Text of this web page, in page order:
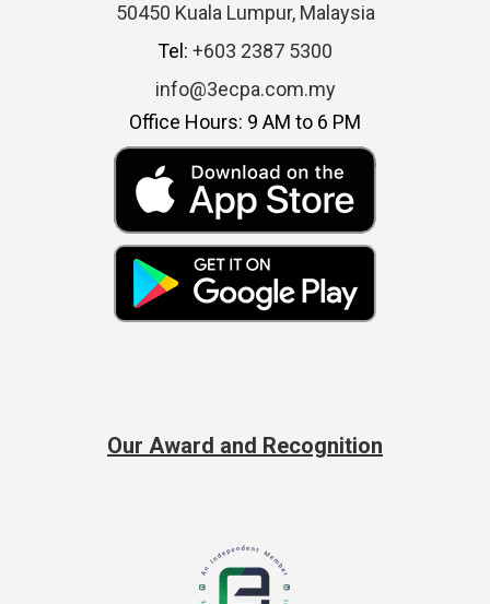
50450 Kuala Lumpur, Malaysia
Tel: +603 2387 5300
info@3ecpa.com.my
Office Hours: 9 AM to 6 PM
Our Award and Recognition